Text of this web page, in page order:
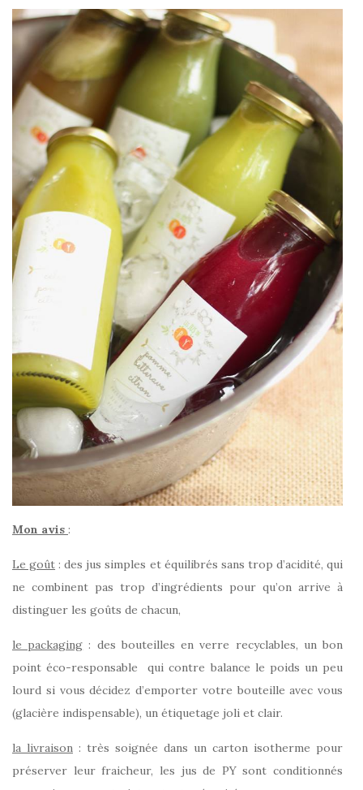
Mon avis :
Le goût : des jus simples et équilibrés sans trop d’acidité, qui
ne combinent pas trop d’ingrédients pour qu’on arrive à
distinguer les goûts de chacun,
le packaging : des bouteilles en verre recyclables, un bon
point éco-responsable qui contre balance le poids un peu
lourd si vous décidez d’emporter votre bouteille avec vous
(glacière indispensable), un étiquetage joli et clair.
la livraison : très soignée dans un carton isotherme pour
préserver leur fraicheur, les jus de PY sont conditionnés